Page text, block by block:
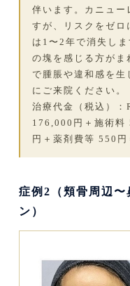
伴います。カニュー
すが、リスクをゼロ
は1〜2年で消失し
の塊を感じる方がま
で腫脹や違和感を生
にご来院ください。
治療代金（税込）
176,000円＋施術料
円＋薬剤費等 550
症例2（頬骨周辺〜
ン）